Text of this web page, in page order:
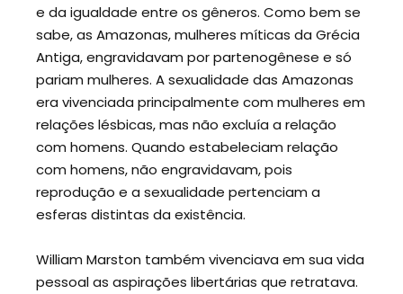
e da igualdade entre os gêneros. Como bem se
sabe, as Amazonas, mulheres míticas da Grécia
Antiga, engravidavam por partenogênese e só
pariam mulheres. A sexualidade das Amazonas
era vivenciada principalmente com mulheres em
relações lésbicas, mas não excluía a relação
com homens. Quando estabeleciam relação
com homens, não engravidavam, pois
reprodução e a sexualidade pertenciam a
esferas distintas da existência.
William Marston também vivenciava em sua vida
pessoal as aspirações libertárias que retratava.